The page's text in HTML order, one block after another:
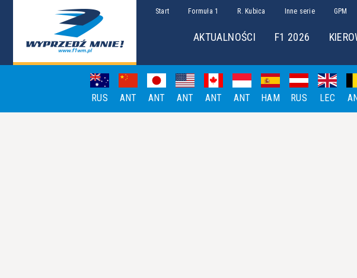
Start Formuła 1 R. Kubica Inne serie GPM
AKTUALNOŚCI F1 2026
RUS ANT ANT ANT ANT ANT HAM RUS LEC